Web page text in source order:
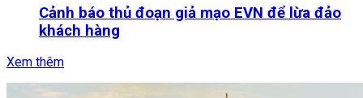
Cảnh báo thủ đoạn giả mạo EVN để lừa đảo
khách hàng
Xem thêm